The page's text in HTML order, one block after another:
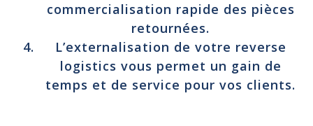
commercialisation rapide des pièces
retournées.
L’externalisation de votre reverse
logistics vous permet un gain de
temps et de service pour vos clients.